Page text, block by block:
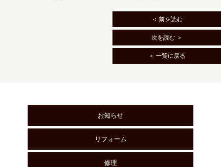
＜ 前を読む
次を読む ＞
＜ 一覧に戻る
お知らせ
リフォーム
修理